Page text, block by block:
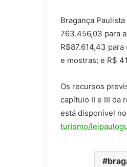
Bragança
763.456,03 para
R$87.614,43
e mostras; e R$
Os recursos
capítulo II e III da
está disponível
turismo/